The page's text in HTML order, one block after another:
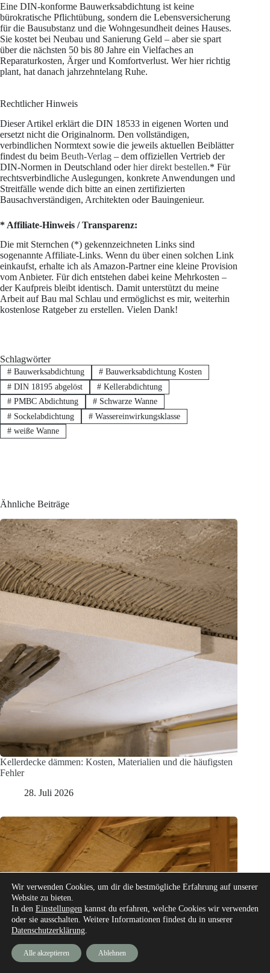
Eine DIN-konforme Bauwerksabdichtung ist keine
bürokratische Pflichtübung, sondern die Lebensversicherung
für die Bausubstanz und die Wohngesundheit deines Hauses.
Sie kostet bei Neubau und Sanierung Geld – aber sie spart
über die nächsten 50 bis 80 Jahre ein Vielfaches an
Reparaturkosten, Ärger und Komfortverlust. Wer hier richtig
plant, hat danach jahrzehntelang Ruhe.
Rechtlicher Hinweis
Dieser Artikel erklärt die DIN 18533 in eigenen Worten und
ersetzt nicht die Originalnorm. Den vollständigen,
verbindlichen Normtext sowie die jeweils aktuellen Beiblätter
findest du beim Beuth-Verlag – dem offiziellen Vertrieb der
DIN-Normen in Deutschland oderhier direkt bestellen.* Für
rechtsverbindliche Auslegungen, konkrete Anwendungen und
Streitfälle wende dich bitte an einen zertifizierten
Bausachverständigen, Architekten oder Bauingenieur.
* Affiliate-Hinweis / Transparenz:
Die mit Sternchen (*) gekennzeichneten Links sind
sogenannte Affiliate-Links. Wenn du über einen solchen Link
einkaufst, erhalte ich als Amazon-Partner eine kleine Provision
vom Anbieter. Für dich entstehen dabei keine Mehrkosten –
der Kaufpreis bleibt identisch. Damit unterstützt du meine
Arbeit auf Bau mal Schlau und ermöglichst es mir, weiterhin
kostenlose Ratgeber zu erstellen. Vielen Dank!
Schlagwörter
#Bauwerksabdichtung #Bauwerksabdichtung Kosten
#DIN 18195 abgelöst #Kellerabdichtung
#PMBC Abdichtung #Schwarze Wanne
#Sockelabdichtung #Wassereinwirkungsklasse
#weiße Wanne
Ähnliche Beiträge
Kellerdecke dämmen: Kosten, Materialien und die häufigsten
Fehler
28. Juli 2026
Wir verwenden Cookies, um dir die bestmögliche Erfahrung auf unserer
Website zu bieten.
In den Einstellungen kannst du erfahren, welche Cookies wir verwenden
oder sie ausschalten. Weitere Informationen findest du in unserer
Datenschutzerklärung.
Alle akzeptieren Ablehnen